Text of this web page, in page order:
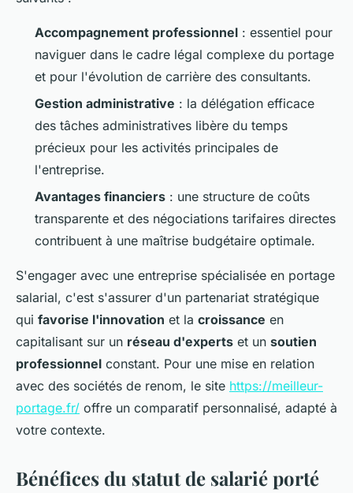
Accompagnement professionnel : essentiel pour
naviguer dans le cadre légal complexe du portage
et pour l'évolution de carrière des consultants.
Gestion administrative : la délégation efficace
des tâches administratives libère du temps
précieux pour les activités principales de
l'entreprise.
Avantages financiers : une structure de coûts
transparente et des négociations tarifaires directes
contribuent à une maîtrise budgétaire optimale.
S'engager avec une entreprise spécialisée en portage
salarial, c'est s'assurer d'un partenariat stratégique
qui favorise l'innovation et la croissance en
capitalisant sur un réseau d'experts et un soutien
professionnel constant. Pour une mise en relation
avec des sociétés de renom, le site https://meilleur-
portage.fr/ offre un comparatif personnalisé, adapté à
votre contexte.
Bénéfices du statut de salarié porté